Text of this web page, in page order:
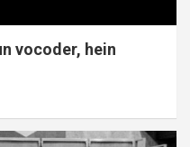
vocoder, hein